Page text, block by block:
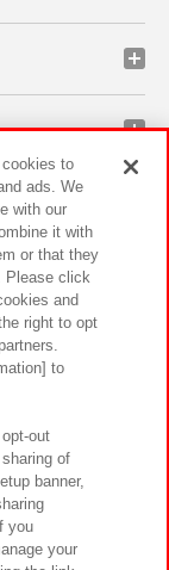
ポリシー
方針と検証結果
・お問い合わせ
to
ads. We
with our
it with
or that they
Please click
and
right to opt
to
out
of
banner,
you
your